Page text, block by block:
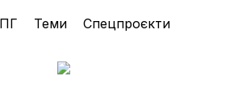
Теми Спецпроєкти